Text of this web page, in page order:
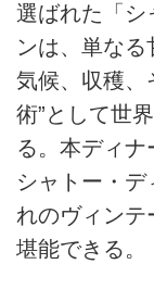
選ばれた「シ
ンは、単なる
気候、収穫、
術”として世
る。本ディ
シャトー・
れのヴィンテ
堪能できる。